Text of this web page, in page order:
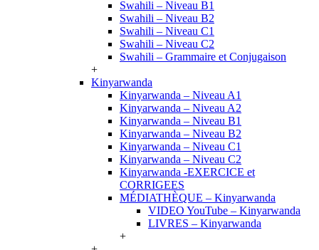
Swahili – Niveau B1
Swahili – Niveau B2
Swahili – Niveau C1
Swahili – Niveau C2
Swahili – Grammaire et Conjugaison
+
Kinyarwanda
Kinyarwanda – Niveau A1
Kinyarwanda – Niveau A2
Kinyarwanda – Niveau B1
Kinyarwanda – Niveau B2
Kinyarwanda – Niveau C1
Kinyarwanda – Niveau C2
Kinyarwanda -EXERCICE et
CORRIGEES
MÉDIATHÈQUE – Kinyarwanda
VIDEO YouTube – Kinyarwanda
LIVRES – Kinyarwanda
+